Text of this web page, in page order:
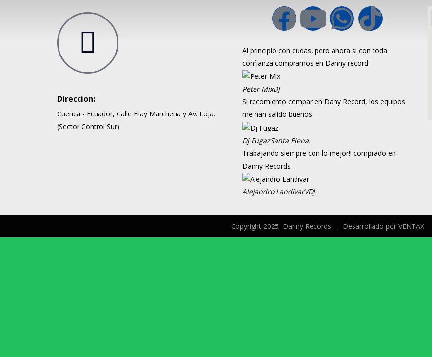
Direccion:
Cuenca - Ecuador, Calle Fray Marchena y Av. Loja.
(Sector Control Sur)
Al principio con dudas, pero ahora si con toda
confianza compramos en Danny record
Peter MixDJ
Si recomiento compar en Dany Record, los equipos
me han salido buenos.
Dj FugazSanta Elena.
Trabajando siempre con lo mejor!! comprado en
Danny Records
Alejandro LandivarVDJ.
Copyright 2025 Danny Records – Desarrollado por VENTAX